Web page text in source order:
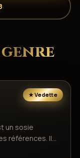
genre
un sosie
références. Il…